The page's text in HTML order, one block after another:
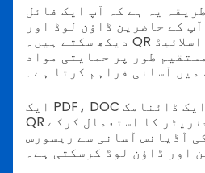
یہ ہے کہ آپ ایک فائل
کے حاضرین ڈاؤن لوڈ اور
دیکھ سکتے ہیں۔ QR کوڈ پریزنٹیشن اسلائیڈ
طور پر حمایتی مواد
آسانی فراہم کرتا ہے۔
ایک PDF، DOC یا کسی بھی فائل کو ایک ڈائنامک
QR کوڈ جنریٹر کا استعمال کرکے QR کوڈ میں
آڈیانس آسانی سے ریسورس
اور ڈاؤن لوڈ کرسکتی ہے۔